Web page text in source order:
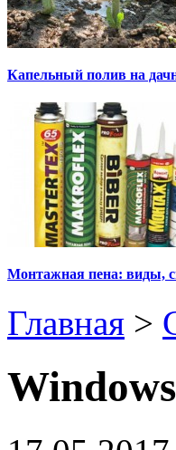
Капельный полив на
Монтажная пена: виды,
Главная >